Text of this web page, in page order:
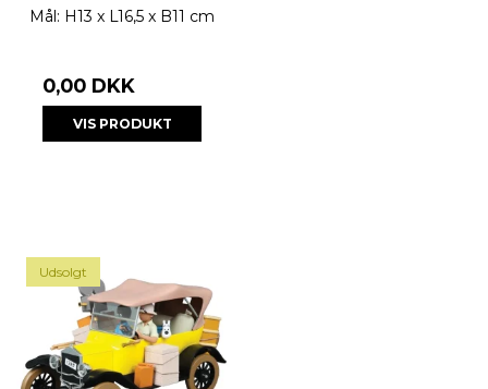
Mål: H13 x L16,5 x B11 cm
0,00 DKK
VIS PRODUKT
Udsolgt